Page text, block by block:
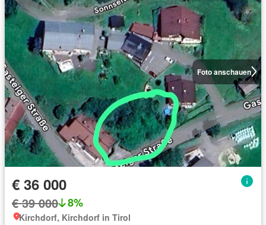
Foto anschauen
€ 36 000
€ 39 000 8%
Kirchdorf, Kirchdorf in Tirol